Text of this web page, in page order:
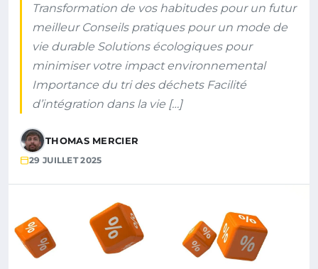
Transformation de vos habitudes pour un futur
meilleur Conseils pratiques pour un mode de
vie durable Solutions écologiques pour
minimiser votre impact environnemental
Importance du tri des déchets Facilité
d’intégration dans la vie […]
THOMAS MERCIER
29 JUILLET 2025